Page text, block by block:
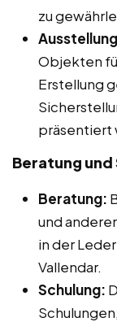
zu
Objekten
Erstellung
präsentiert
Beratung und
Beratung:
und
in der
Vallendar.
Schulung: